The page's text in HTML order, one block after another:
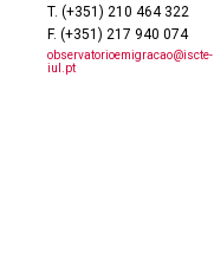
T. (+351) 210 464 322
F. (+351) 217 940 074
observatorioemigracao@iscte-
iul.pt